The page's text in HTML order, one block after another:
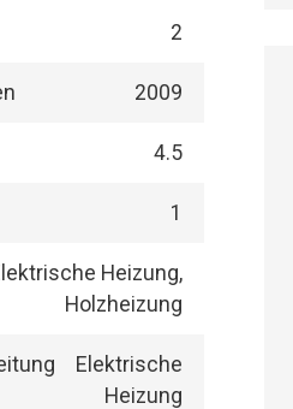
2
2009
4.5
1
Heizung,
Holzheizung
Elektrische
Heizung